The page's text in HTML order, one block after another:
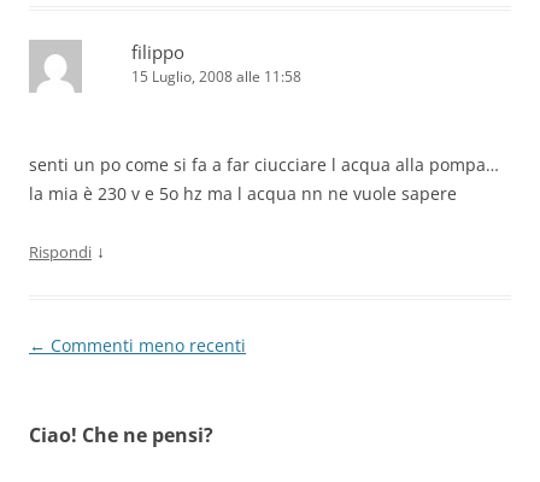
filippo
15 Luglio, 2008 alle 11:58
senti un po come si fa a far ciucciare l acqua alla pompa…
la mia è 230 v e 5o hz ma l acqua nn ne vuole sapere
Rispondi ↓
Navigazione
← Commenti meno recenti
Ciao! Che ne pensi?